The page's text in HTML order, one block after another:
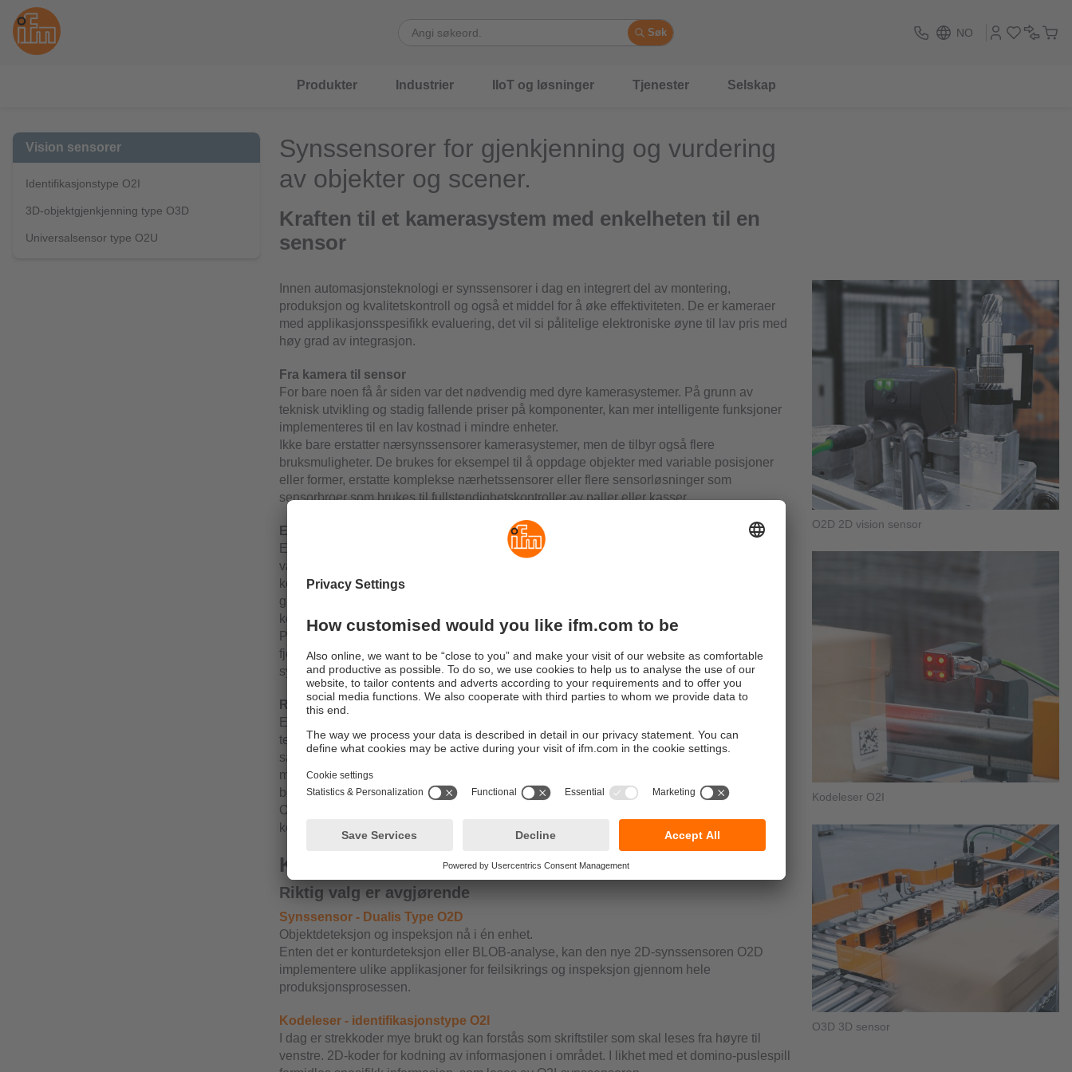
Søk NO
Produkter Industrier IIoT og løsninger Tjenester Selskap
Vision sensorer
Identifikasjonstype O2I
3D-objektgjenkjenning type O3D
Universalsensor type O2U
Synssensorer for gjenkjenning og vurdering
av objekter og scener.
Kraften til et kamerasystem med enkelheten til en
sensor
Innen automasjonsteknologi er synssensorer i dag en integrert del av montering,
produksjon og kvalitetskontroll og også et middel for å øke effektiviteten. De er kameraer
med applikasjonsspesifikk evaluering, det vil si pålitelige elektroniske øyne til lav pris med
høy grad av integrasjon.
Fra kamera til sensor
For bare noen få år siden var det nødvendig med dyre kamerasystemer. På grunn av
teknisk utvikling og stadig fallende priser på komponenter, kan mer intelligente funksjoner
implementeres til en lav kostnad i mindre enheter.
Ikke bare erstatter nærsynssensorer kamerasystemer, men de tilbyr også flere
bruksmuligheter. De brukes for eksempel til å oppdage objekter med variable posisjoner
eller former, erstatte komplekse nærhetssensorer eller flere sensorløsninger som
sensorbroer som brukes til fullstendighetskontroller av paller eller kasser.
Enkel å integrere
En av kjennetegnene til synssensorer er deres enkelhet. Mens bildebehandlingssystemer
vanligvis bare kan integreres i produksjonsprosessen av kvalifisert personell eller
kostnadsintensive eksterne integratorer, kan synssensorer brukes uten forkunnskap på
grunn av deres applikasjonsspesifikke natur. Enkel "parameterinnstilling" i stedet for
kompleks "programmering" er mottoet. Bruksklare funksjonsblokker støtter integrasjonen i
PLS. Et Ethernet prosessgrensesnitt brukes for dataoverføring, parameterinnstilling og
fjernvedlikehold. Alle enheter har også bytteutganger for å signalisere vellykket testing. Så
synssensorer tilbyr den samme brukervennligheten som binære sensorer.
Robust og kompakt
En annen fordel: På grunn av deres høye beskyttelsesklassifiseringer og brede
temperaturområder, kan ifm vision-sensorer bringes veldig nær det som skjer i ordets
sanneste betydning. De utmerker seg også ved en eksepsjonelt høy grad av integrering. I
motsetning til komplekse kameraløsninger er alle nødvendige komponenter som
belysning, optikk, evalueringselektronikk og utgangslogikk integrert i industrihuset.
Oppgaver som kvalitetskontroll, overvåking av fullstendighet eller lesing av 1D- og 2D-
koder kan enkelt utføres til lave kostnader ved hjelp av ifm vision-sensorer.
Kompetanse på applikasjonsspesifikke løsninger
Riktig valg er avgjørende
Synssensor - Dualis Type O2D
Objektdeteksjon og inspeksjon nå i én enhet.
Enten det er konturdeteksjon eller BLOB-analyse, kan den nye 2D-synssensoren O2D
implementere ulike applikasjoner for feilsikrings og inspeksjon gjennom hele
produksjonsprosessen.
Kodeleser - identifikasjonstype O2I
I dag er strekkoder mye brukt og kan forstås som skriftstiler som skal leses fra høyre til
venstre. 2D-koder for kodning av informasjonen i området. I likhet med et domino-puslespill
O2D 2D vision sensor
Kodeleser O2I
O3D 3D sensor